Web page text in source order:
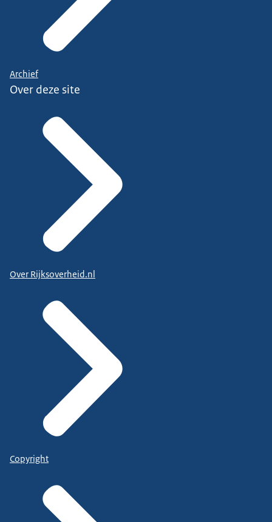
Archief
Over deze site
Over Rijksoverheid.nl
Copyright